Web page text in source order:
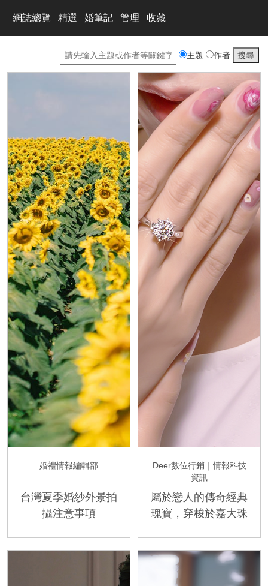
網誌總覽 精選 婚筆記 管理 收藏
主題 作者
婚禮情報編輯部
台灣夏季婚紗外景拍
攝注意事項
Deer數位行銷｜情報科技
資訊
屬於戀人的傳奇經典
瑰寶，穿梭於嘉大珠